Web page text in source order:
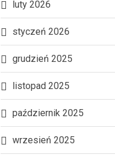
luty 2026
styczeń 2026
grudzień 2025
listopad 2025
październik 2025
wrzesień 2025